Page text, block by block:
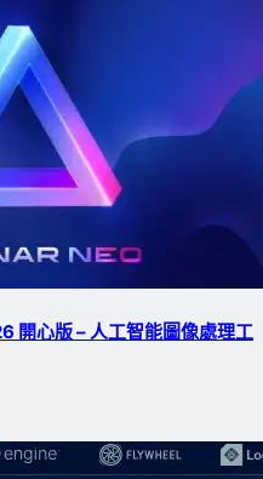
開心版 – 人工智能圖像處理工